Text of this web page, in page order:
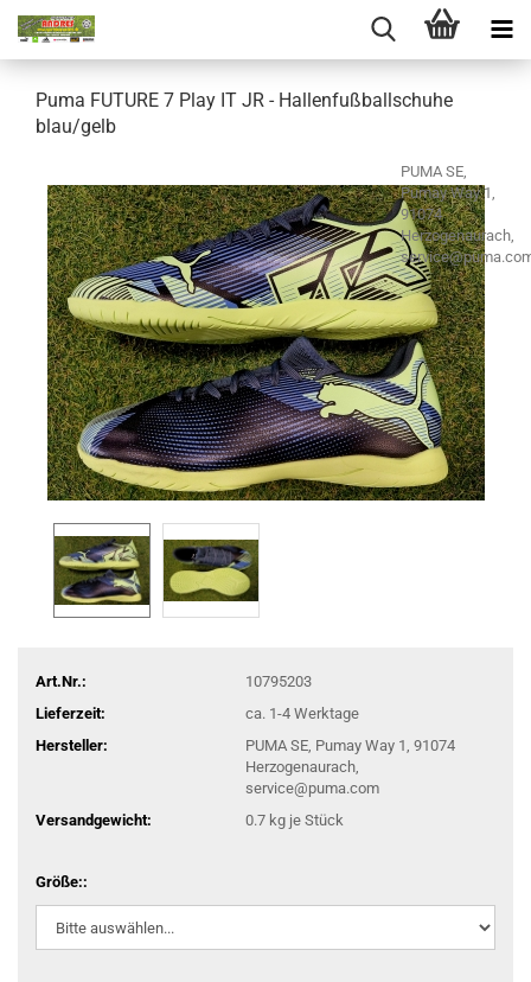
Puma FUTURE 7 Play IT JR - Hallenfußballschuhe
blau/gelb
PUMA SE,
Pumay Way 1,
91074
Herzogenaurach,
Art.Nr.:
10795203
Lieferzeit:
ca. 1-4 Werktage
Hersteller:
PUMA SE, Pumay Way 1, 91074
Herzogenaurach,
service@puma.com
Versandgewicht:
0.7kg je Stück
Größe::